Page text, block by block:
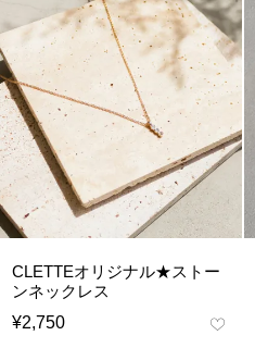
CLETTEオリジナル★ストー
ンネックレス
¥2,750